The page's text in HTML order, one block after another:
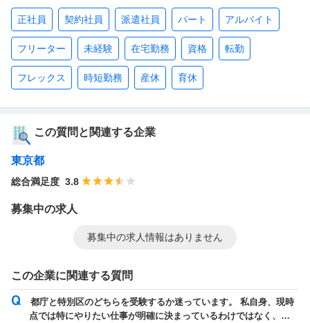
正社員 契約社員 派遣社員 パート アルバイト
フリーター 未経験 在宅勤務 資格 転勤
フレックス 時短勤務 産休 育休
この質問と関連する企業
東京都
総合満足度 3.8
募集中の求人
募集中の求人情報はありません
この企業に関連する質問
都庁と特別区のどちらを受験するか迷っています。 私自身、現時
点では特にやりたい仕事が明確に決まっているわけではなく、